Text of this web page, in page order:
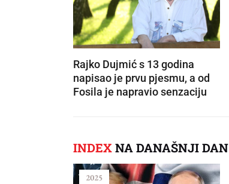
Rajko Dujmić s 13 godina
napisao je prvu pjesmu, a od
Fosila je napravio senzaciju
INDEXNA DANAŠNJI DAN
2025